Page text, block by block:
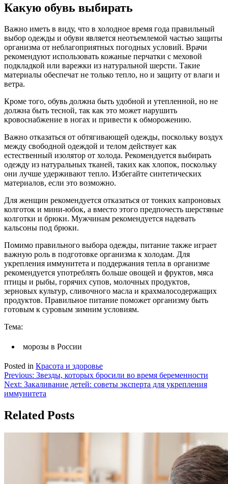
Какую обувь выбирать
Важно иметь в виду, что в холодное время года правильный
выбор одежды и обуви является неотъемлемой частью защиты
организма от неблагоприятных погодных условий. Врачи
рекомендуют использовать кожаные перчатки с меховой
подкладкой или варежки из натуральной шерсти. Такие
материалы обеспечат не только тепло, но и защиту от влаги и
ветра.
Кроме того, обувь должна быть удобной и утепленной, но не
должна быть тесной, так как это может нарушить
кровоснабжение в ногах и привести к обморожению.
Важно отказаться от обтягивающей одежды, поскольку воздух
между свободной одеждой и телом действует как
естественный изолятор от холода. Рекомендуется выбирать
одежду из натуральных тканей, таких как хлопок, поскольку
они лучше удерживают тепло. Избегайте синтетических
материалов, если это возможно.
Для женщин рекомендуется отказаться от тонких капроновых
колготок и мини-юбок, а вместо этого предпочесть шерстяные
колготки и брюки. Мужчинам рекомендуется надевать
кальсоны под брюки.
Помимо правильного выбора одежды, питание также играет
важную роль в подготовке организма к холодам. Для
укрепления иммунитета и поддержания тепла в организме
рекомендуется употреблять больше овощей и фруктов, мяса
птицы и рыбы, горячих супов, молочных продуктов,
зерновых культур, сливочного масла и крахмалосодержащих
продуктов. Правильное питание поможет организму быть
готовым к суровым зимним условиям.
Тема:
морозы в России
Posted in Красота и здоровье
Навигация
по
Previous: Звезды, которых бросили во время беременности
Next: Закаливание детей: советы эксперта для укрепления
иммунитета
Related Posts